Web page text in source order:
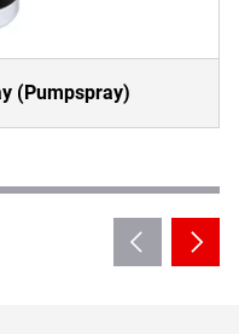
(Pumpspray)